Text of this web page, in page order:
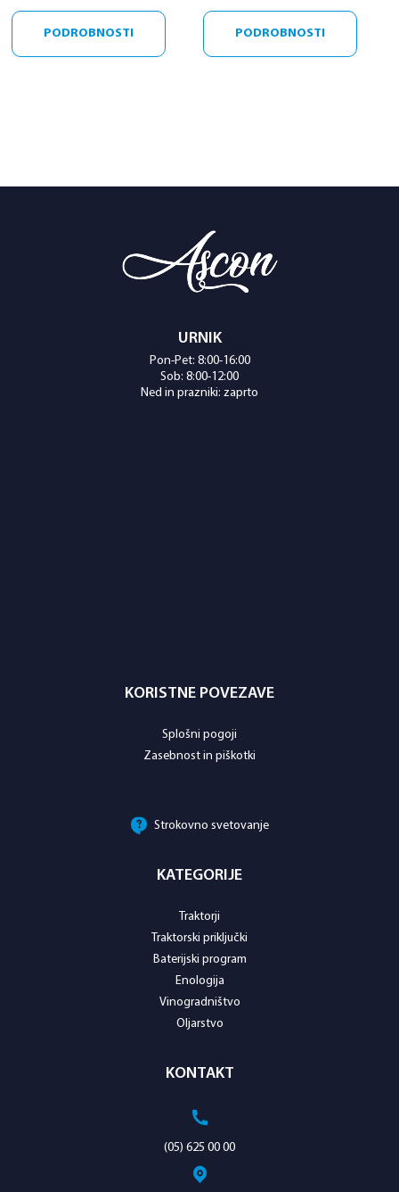
PODROBNOSTI PODROBNOSTI
URNIK
Pon-Pet: 8:00-16:00
Sob: 8:00-12:00
Ned in prazniki: zaprto
KORISTNE POVEZAVE
Splošni pogoji
Zasebnost in piškotki
Strokovno svetovanje
KATEGORIJE
Traktorji
Traktorski priključki
Baterijski program
Enologija
Vinogradništvo
Oljarstvo
KONTAKT
(05) 625 00 00